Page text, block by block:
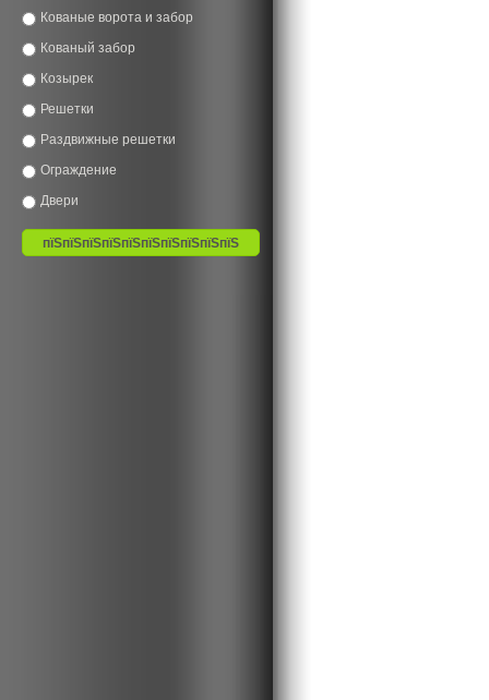
Кованые ворота и забор
Кованый забор
Козырек
Решетки
Раздвижные решетки
Ограждение
Двери